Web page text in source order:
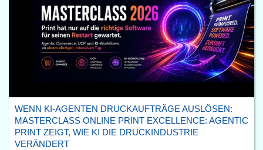
WENN KI-AGENTEN DRUCKAUFTRÄGE AUSLÖSEN:
MASTERCLASS ONLINE PRINT EXCELLENCE: AGENTIC
PRINT ZEIGT, WIE KI DIE DRUCKINDUSTRIE
VERÄNDERT